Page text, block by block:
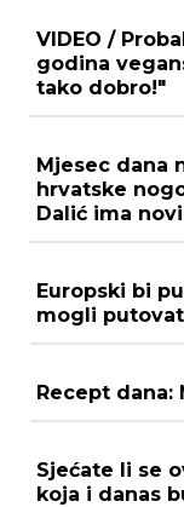
VIDEO /
godina
tako dobro!"
Mjesec dana
hrvatske
Dalić ima
Europski bi
mogli
Recept dana:
Sjećate li se
koja i danas